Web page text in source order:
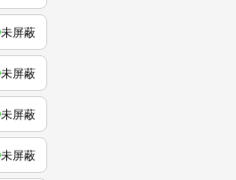
未屏蔽
未屏蔽
未屏蔽
未屏蔽